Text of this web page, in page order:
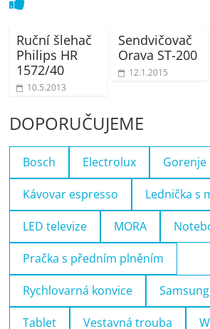
Ruční šlehač
Philips HR
1572/40
10.5.2013
Sendvičovač
Orava ST-200
12.1.2015
DOPORUČUJEME
Bosch Electrolux Gorenje
Kávovar espresso Lednička s
LED televize MORA
Pračka s předním plněním
Rychlovarná konvice Samsung
Tablet Vestavná trouba